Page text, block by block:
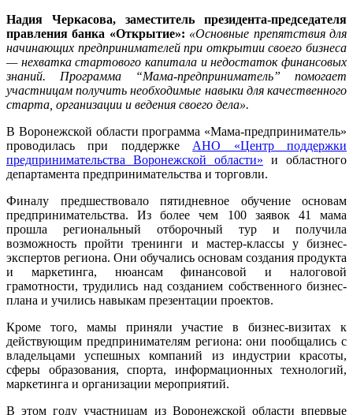
Надия Черкасова, заместитель президента-председателя
правления банка «Открытие»: «Основные препятствия для
начинающих предпринимателей при открытии своего бизнеса
— нехватка стартового капитала и недостаток финансовых
знаний. Программа “Мама-предприниматель” помогает
участницам получить необходимые навыки для качественного
старта, организации и ведения своего дела».
В Воронежской области программа «Мама-предприниматель»
проводилась при поддержке АНО «Центр поддержки
предпринимательства Воронежской области» и областного
департамента предпринимательства и торговли.
Финалу предшествовало пятидневное обучение основам
предпринимательства. Из более чем 100 заявок 41 мама
прошла региональный отборочный тур и получила
возможность пройти тренинги и мастер-классы у бизнес-
экспертов региона. Они обучались основам создания продукта
и маркетинга, нюансам финансовой и налоговой
грамотности, трудились над созданием собственного бизнес-
плана и учились навыкам презентации проектов.
Кроме того, мамы приняли участие в бизнес-визитах к
действующим предпринимателям региона: они пообщались с
владельцами успешных компаний из индустрии красоты,
сферы образования, спорта, информационных технологий,
маркетинга и организации мероприятий.
В этом году участницам из Воронежской области впервые